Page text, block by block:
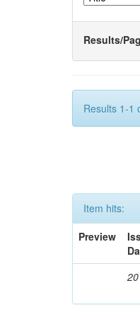
Results/
Results 1-1
Item hits:
Preview